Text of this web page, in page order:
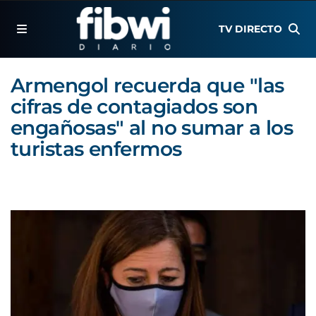
TV DIRECTO
Armengol recuerda que "las
cifras de contagiados son
engañosas" al no sumar a los
turistas enfermos